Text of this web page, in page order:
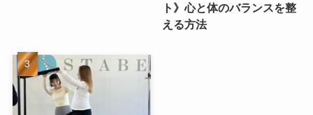
ト》心と体のバランスを整
える方法